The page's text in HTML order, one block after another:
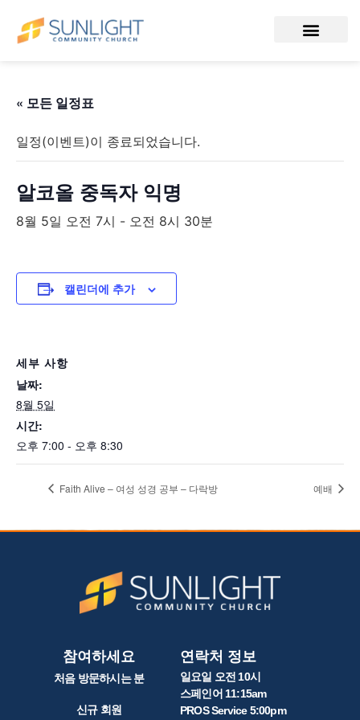
« 모든 일정표
일정(이벤트)이 종료되었습니다.
알코올 중독자 익명
8월 5일 오전 7시 - 오전 8시 30분
캘린더에 추가
세부 사항
날짜:
8월 5일
시간:
오후 7:00 - 오후 8:30
Faith Alive – 여성 성경 공부 – 다락방 예배
참여하세요
처음 방문하시는 분
신규 회원
연락처 정보
일요일 오전 10시
스페인어 11:15am
PROS Service 5:00pm